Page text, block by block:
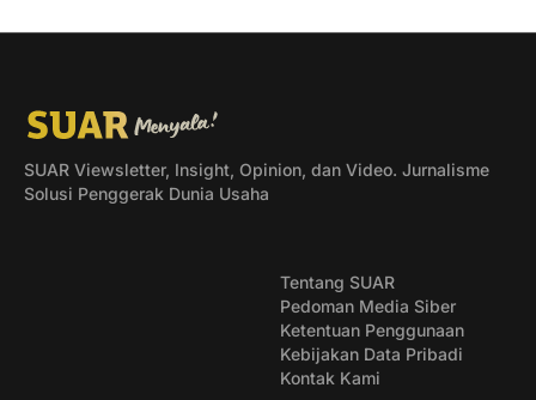
SUAR Viewsletter, Insight, Opinion, dan Video. Jurnalisme
Solusi Penggerak Dunia Usaha
Tentang SUAR
Pedoman Media Siber
Ketentuan Penggunaan
Kebijakan Data Pribadi
Kontak Kami